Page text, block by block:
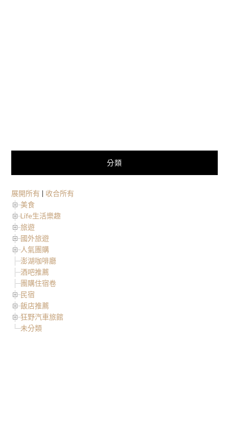
分類
展開所有 | 收合所有
美食
Life生活樂趣
旅遊
國外旅遊
人氣團購
澎湖咖啡廳
酒吧推薦
團購住宿卷
民宿
飯店推薦
狂野汽車旅館
未分類